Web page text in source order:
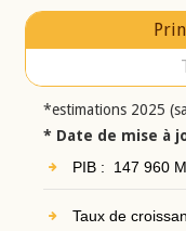
*estimations 2025
* Date de mise à
PIB : 147 960
Taux de